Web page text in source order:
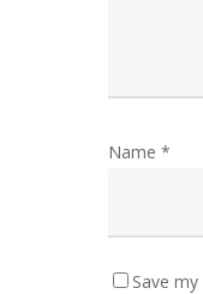
Name *
Save